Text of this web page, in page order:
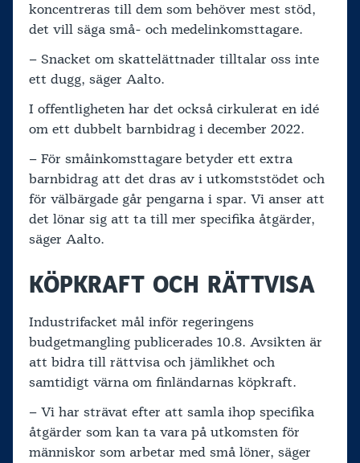
koncentreras till dem som behöver mest stöd,
det vill säga små- och medelinkomsttagare.
– Snacket om skattelättnader tilltalar oss inte
ett dugg, säger Aalto.
I offentligheten har det också cirkulerat en idé
om ett dubbelt barnbidrag i december 2022.
– För småinkomsttagare betyder ett extra
barnbidrag att det dras av i utkomststödet och
för välbärgade går pengarna i spar. Vi anser att
det lönar sig att ta till mer specifika åtgärder,
säger Aalto.
KÖPKRAFT OCH RÄTTVISA
Industrifacket mål inför regeringens
budgetmangling publicerades 10.8. Avsikten är
att bidra till rättvisa och jämlikhet och
samtidigt värna om finländarnas köpkraft.
– Vi har strävat efter att samla ihop specifika
åtgärder som kan ta vara på utkomsten för
människor som arbetar med små löner, säger